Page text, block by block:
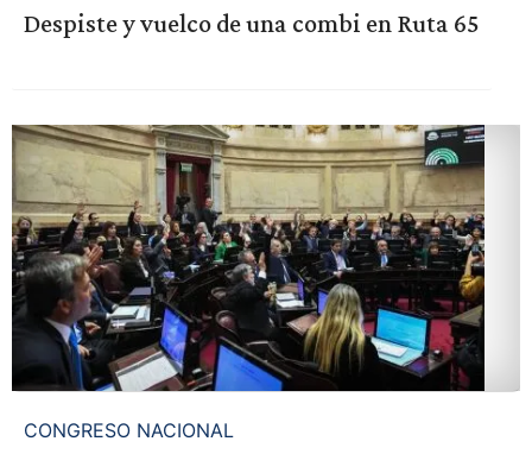
Despiste y vuelco de una combi en Ruta 65
CONGRESO NACIONAL